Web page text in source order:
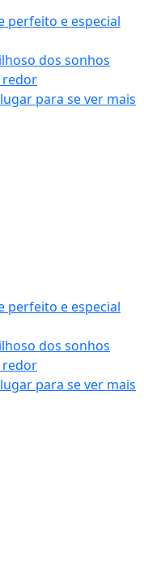
perfeito e especial
dos sonhos
redor
para se ver mais
perfeito e especial
dos sonhos
redor
para se ver mais